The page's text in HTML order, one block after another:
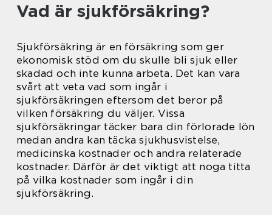
Vad är sjukförsäkring?
Sjukförsäkring är en försäkring som ger
ekonomisk stöd om du skulle bli sjuk eller
skadad och inte kunna arbeta. Det kan vara
svårt att veta vad som ingår i
sjukförsäkringen eftersom det beror på
vilken försäkring du väljer. Vissa
sjukförsäkringar täcker bara din förlorade lön
medan andra kan täcka sjukhusvistelse,
medicinska kostnader och andra relaterade
kostnader. Därför är det viktigt att noga titta
på vilka kostnader som ingår i din
sjukförsäkring.